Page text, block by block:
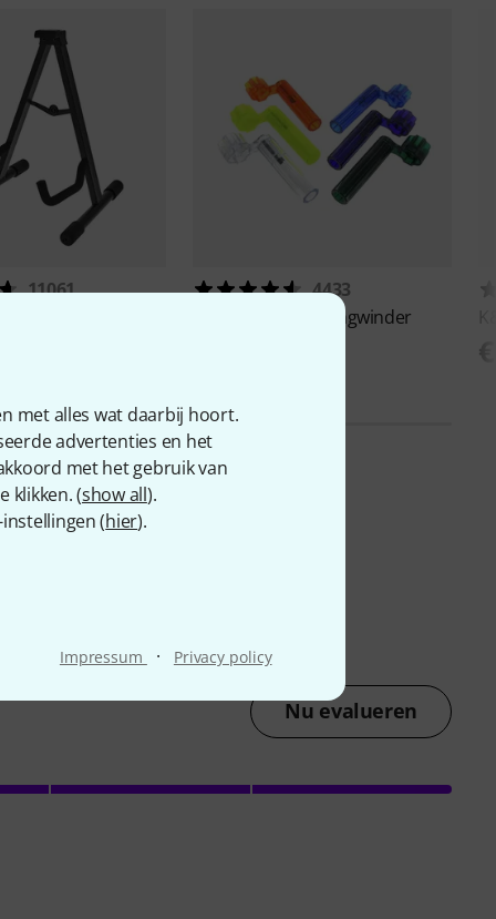
met alles wat daarbij hoort.
advertenties en het
met het gebruik van
klikken. (show all).
(hier).
Impressum · Privacy policy
11061
4433
Stringwinder
Nu evalueren